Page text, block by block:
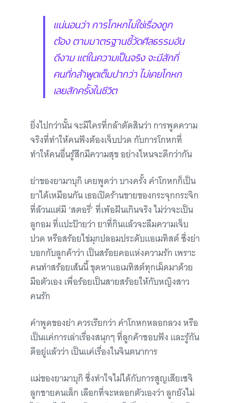
แน่นอนว่า การโกหกไม่ใช่เรื่องถูก
ต้อง ตามมาตรฐานชี้วัดศีลธรรมอัน
ดีงาม แต่ในความเป็นจริง จะมีสักกี่
คนที่กล้าพูดเต็มปากว่า ไม่เคยโกหก
เลยสักครั้งในชีวิต
ยิ่งไปกว่านั้น จะมีใครที่กล้าตัดสินว่า การพูดความ
จริงที่ทำให้คนฟังต้องเจ็บปวด กับการโกหกที่
ทำให้คนอื่นรู้สึกมีความสุข อย่างไหนจะดีกว่ากัน
ย่าของยามาบุกิ เคยพูดว่า บางครั้ง คำโกหกก็เป็น
ยาได้เหมือนกัน เธอเปิดร้านขายของกระจุกกระจิก
ที่ล้วนแต่มี ‘สตอรี่’ ที่เพ้อฝันเกินจริง ไม่ว่าจะเป็น
ลูกอม ที่แปะป้ายว่า ยาที่กินแล้วจะลืมความเจ็บ
ปวด หรือสร้อยไข่มุกปลอมประดับแอเมทิสต์ ซึ่งย่า
บอกกับลูกค้าว่า เป็นสร้อยคอแห่งความรัก เพราะ
คนทำสร้อยเส้นนี้ ขุดหาแอเมทิสต์ทุกเม็ดมาด้วย
มือตัวเอง เพื่อร้อยเป็นสายสร้อยให้กับหญิงสาว
คนรัก
คำพูดของย่า ควรเรียกว่า คำโกหกหลอกลวง หรือ
เป็นแค่การเล่าเรื่องสนุกๆ ที่ลูกค้าชอบฟัง และรู้กัน
ดีอยู่แล้วว่า เป็นแค่เรื่องในจินตนาการ
แม่ของยามาบุกิ ซึ่งทำใจไม่ได้กับการสูญเสียเซจิ
ลูกชายคนเล็ก เลือกที่จะหลอกตัวเองว่า ลูกยังไม่